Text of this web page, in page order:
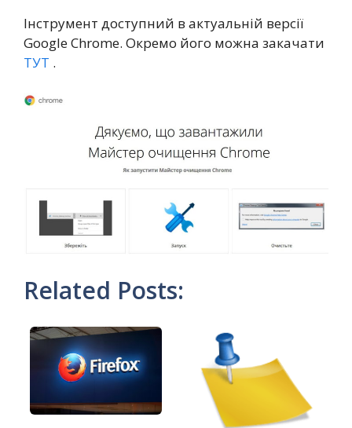
Інструмент доступний в актуальній версії
Google Chrome. Окремо його можна закачати
ТУТ .
Related Posts: